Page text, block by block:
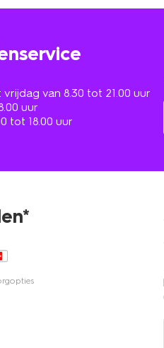
van 8.30 tot 21.00 uur
uur
tot 18.00 uur